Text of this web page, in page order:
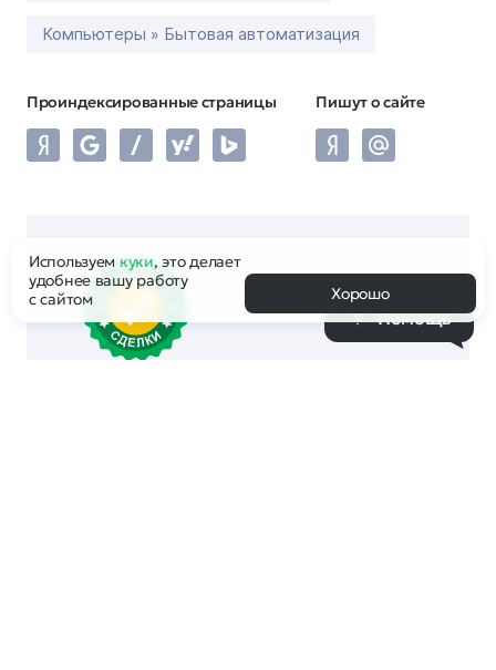
Компьютеры » Бытовая автоматизация
Проиндексированные страницы Пишут о сайте
Используем куки, это делает
удобнее вашу работу
с сайтом
Хорошо
Помощь